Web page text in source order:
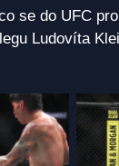
se do UFC
Ludovíta